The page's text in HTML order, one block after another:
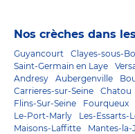
Nos crèches dans
Guyancourt Clayes-sous-
Saint-Germain en Laye
Andresy
Aubergenville
Carrieres-sur-Seine
Chatou
Flins-Sur-Seine
Fourqueux
Le-Port-Marly
Les-Essarts-
Maisons-Laffitte
Mantes-la-